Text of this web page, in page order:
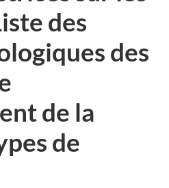
des
des
de la
de